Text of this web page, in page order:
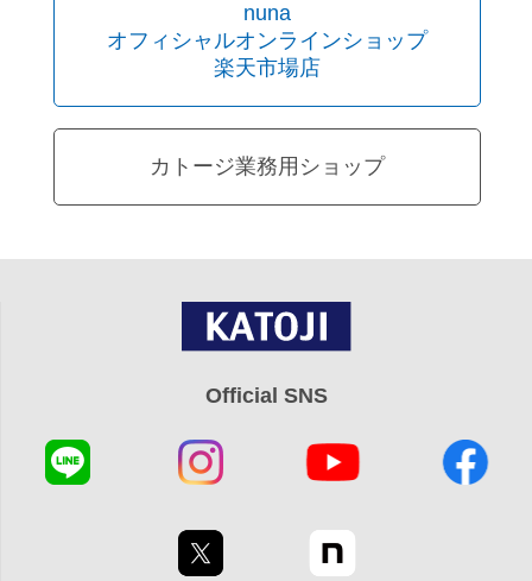
nuna
オフィシャルオンラインショップ
楽天市場店
カトージ業務用ショップ
Official SNS